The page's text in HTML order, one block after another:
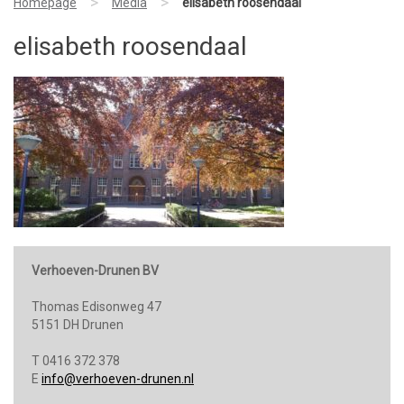
elisabeth roosendaal
Verhoeven-Drunen BV
Thomas Edisonweg 47
5151 DH Drunen
T 0416 372 378
E info@verhoeven-drunen.nl